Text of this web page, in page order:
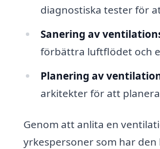
diagnostiska tester för
Sanering av
förbättra luftflödet och
Planering av
arkitekter för att
Genom att anlita en
yrkespersoner som har